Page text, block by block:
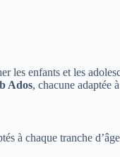
les enfants et les
Ados, chacune adaptée
à chaque tranche